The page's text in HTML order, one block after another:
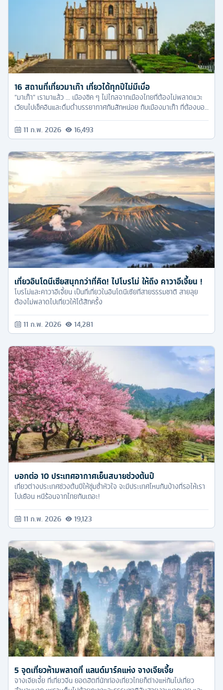
16 สถานที่เที่ยวมาเก๊า เที่ยวได้ทุกปีไม่มีเบื่อ
“มาเก๊า” เรามาแล้ว ... เมืองชิค ๆ ไม่ไกลจากเมืองไทยที่ต้องไม่พลาดแวะ
เวียนไปเช็คอินและดื่มด่ำบรรยากาศกันสักหน่อย กับเมืองมาเก๊า ที่ต้องบอก
11 ก.พ. 2026 16,493
เที่ยวอินโดนีเซียสนุกกว่าที่คิด! ไปโบรโม่ ให้ถึง คาวาอีเจี้ยน !
โบรโม่และคาวาอีเจี้ยน เป็นที่เที่ยวในอินโดนีเซียที่สายธรรมชาติ สายลุย
ต้องไม่พลาดไปเที่ยวให้ได้สักครั้ง
11 ก.พ. 2026 14,281
บอกต่อ 10 ประเทศอากาศเย็นสบายช่วงต้นปี
เที่ยวต่างประเทศช่วงต้นปีให้ชุ่มช่ำหัวใจ จะมีประเทศไหนกันบ้างที่รอให้เรา
ไปเยือน หนีร้อนจากไทยกันเถอะ!
11 ก.พ. 2026 19,123
5 จุดเที่ยวห้ามพลาดที่ แลนด์มาร์คแห่ง จางเจียเจี้ย
จางเจียเจี้ย ที่เที่ยวจีน ยอดฮิตที่นักท่องเที่ยวไทยก็ต่างแห่กันไปเที่ยว